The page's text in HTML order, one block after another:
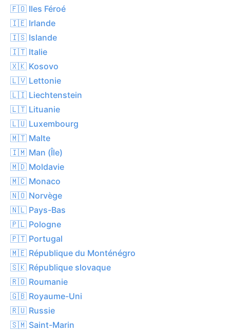
🇫🇴 Iles Féroé
🇮🇪 Irlande
🇮🇸 Islande
🇮🇹 Italie
🇽🇰 Kosovo
🇱🇻 Lettonie
🇱🇮 Liechtenstein
🇱🇹 Lituanie
🇱🇺 Luxembourg
🇲🇹 Malte
🇮🇲 Man (Île)
🇲🇩 Moldavie
🇲🇨 Monaco
🇳🇴 Norvège
🇳🇱 Pays-Bas
🇵🇱 Pologne
🇵🇹 Portugal
🇲🇪 République du Monténégro
🇸🇰 République slovaque
🇷🇴 Roumanie
🇬🇧 Royaume-Uni
🇷🇺 Russie
🇸🇲 Saint-Marin